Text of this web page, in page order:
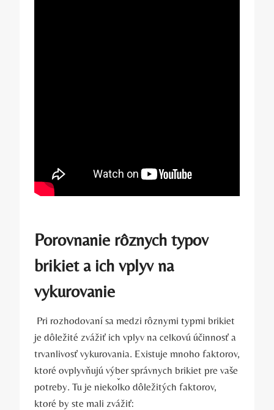
Porovnanie rôznych ⁢typov
brikiet a ich⁢ vplyv na
vykurovanie
⁣ Pri rozhodovaní sa medzi rôznymi typmi brikiet
je dôležité zvážiť ich vplyv na⁢ celkovú ‍účinnosť a
trvanlivosť vykurovania. Existuje mnoho faktorov,
ktoré ovplyvňujú výber správnych brikiet pre vaše
potreby. Tu je niekoľko dôležitých faktorov,
ktoré by ste mali zvážiť: